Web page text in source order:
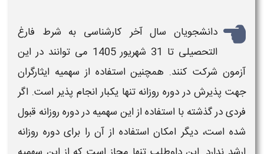
دانشجویان سال آخر کارشناسی به شرط فارغ
التحصیلی تا 31 شهریور
1405 می توانند در این
آزمون شرکت کنند. همچنین استفاده از سهمیه ایثارگران
جهت پذیرش در دوره روزانه تنها یکبار انجام پذیر است. اگر
فردی در گذشته با استفاده از این سهمیه در دوره روزانه قبول
شده است، دیگر امکان استفاده از آن را برای دوره روزانه